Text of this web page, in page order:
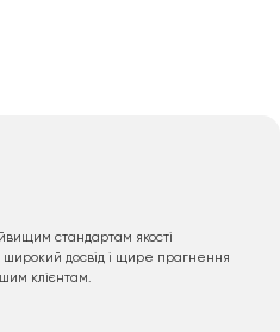
стандартам якості
широкий досвід і щире прагнення
клієнтам.